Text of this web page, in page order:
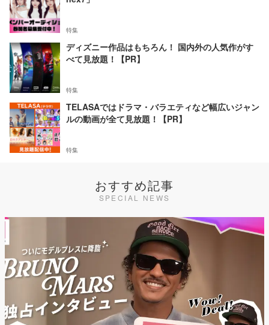
特集
ディズニー作品はもちろん！ 国内外の人気作がす
べて見放題！【PR】
特集
TELASAではドラマ・バラエティなど幅広いジャン
ルの動画が全て見放題！【PR】
特集
おすすめ記事
SPECIAL NEWS